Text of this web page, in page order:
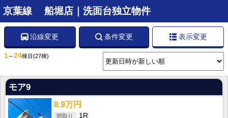
京葉線 船堀店｜洗面台独立物件
沿線変更 条件変更 表示変更
1～24棟目 (27棟)
モア9
8.9万円
1R